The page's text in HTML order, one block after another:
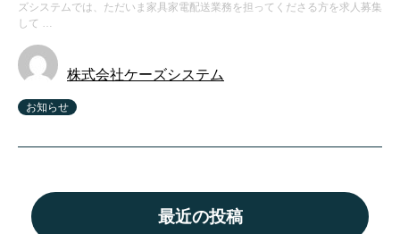
ズシステムでは、ただいま家具家電配送業務を担ってくださる方を求人募集
して …
株式会社ケーズシステム
お知らせ
最近の投稿